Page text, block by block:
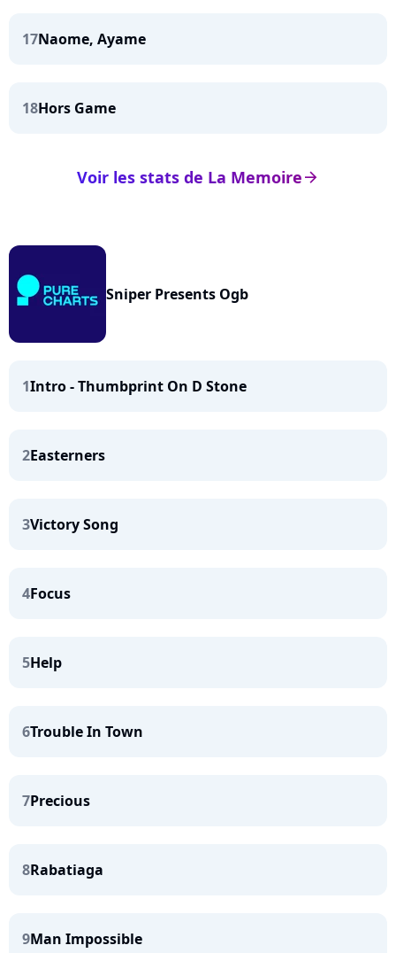
17Naome, Ayame
18Hors Game
arrow_right
Voir les stats de La Memoire
Sniper Presents Ogb
1Intro - Thumbprint On D Stone
2Easterners
3Victory Song
4Focus
5Help
6Trouble In Town
7Precious
8Rabatiaga
9Man Impossible